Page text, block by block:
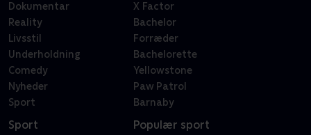
Dokumentar
Reality
Livsstil
Underholdning
Comedy
Nyheder
Sport
X Factor
Bachelor
Forræder
Bachelorette
Yellowstone
Paw Patrol
Barnaby
Sport Populær sport